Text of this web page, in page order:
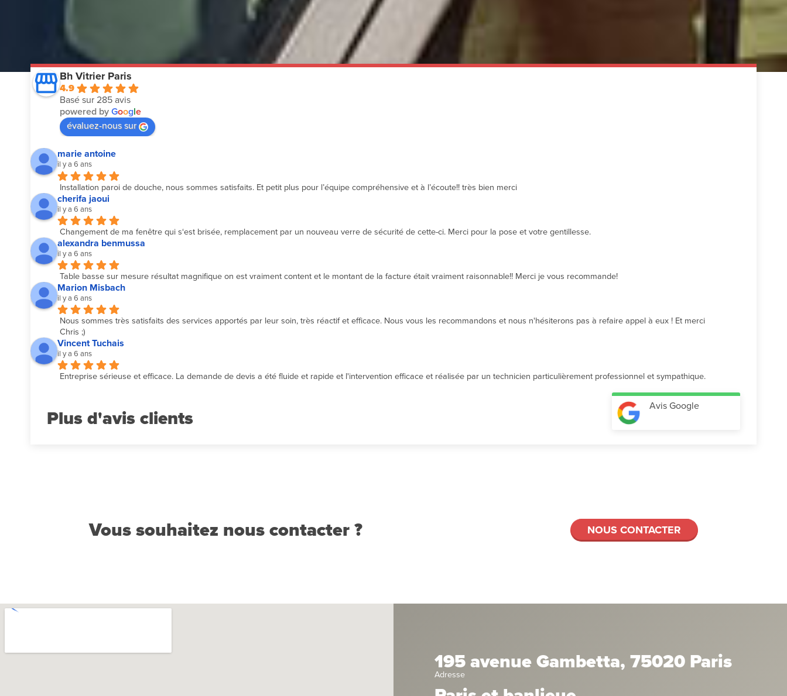
Bh Vitrier Paris
4.9
Basé sur 285 avis
powered by Google
évaluez-nous sur
marie antoine
il y a 6 ans
Installation paroi de douche, nous sommes satisfaits. Et petit plus pour l’équipe compréhensive et à l’écoute!! très bien merci
cherifa jaoui
il y a 6 ans
Changement de ma fenêtre qui s‘est brisée, remplacement par un nouveau verre de sécurité de cette-ci. Merci pour la pose et votre gentillesse.
alexandra benmussa
il y a 6 ans
Table basse sur mesure résultat magnifique on est vraiment content et le montant de la facture était vraiment raisonnable!! Merci je vous recommande!
Marion Misbach
il y a 6 ans
Nous sommes très satisfaits des services apportés par leur soin, très réactif et efficace. Nous vous les recommandons et nous n'hésiterons pas à refaire appel à eux ! Et merci
Chris ;)
Vincent Tuchais
il y a 6 ans
Entreprise sérieuse et efficace. La demande de devis a été fluide et rapide et l'intervention efficace et réalisée par un technicien particulièrement professionnel et sympathique.
Plus d'avis
Avis Google
Vous souhaitez nous contacter ? NOUS CONTACTER
195 avenue Gambetta, 75020 Paris
Adresse